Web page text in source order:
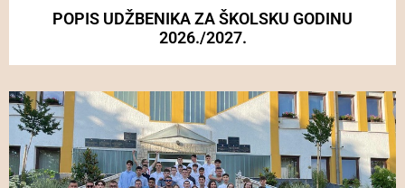
POPIS UDŽBENIKA ZA ŠKOLSKU GODINU
2026./2027.